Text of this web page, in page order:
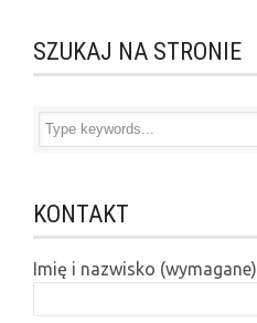
SZUKAJ NA STRONIE
KONTAKT
Imię i nazwisko (wymagane)